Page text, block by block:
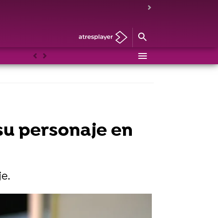
AnteriorSiguiente
personaje en